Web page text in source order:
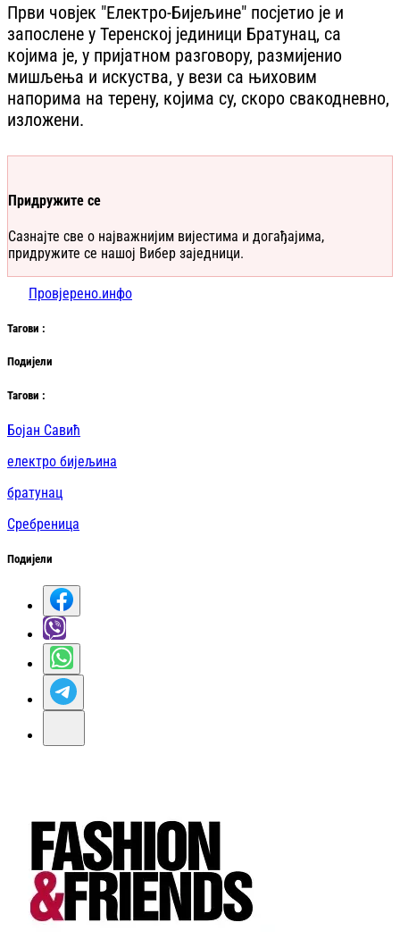
Први човјек "Електро-Бијељине" посјетио је и
запослене у Теренској јединици Братунац, са
којима је, у пријатном разговору, размијенио
мишљења и искуства, у вези са њиховим
напорима на терену, којима су, скоро свакодневно,
изложени.
Придружите се
Сазнајте све о најважнијим вијестима и догађајима,
придружите се нашој Вибер заједници.
Провјерено.инфо
Тагови :
Подијели
Тагови :
Бојан Савић
електро бијељина
братунац
Сребреница
Подијели